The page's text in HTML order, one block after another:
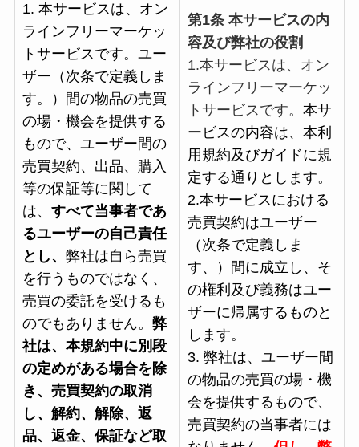
1. 本サービスは、オン
ラインフリーマーケッ
トサービスです。ユー
ザー（次条で定義しま
す。）間の物品の売買
の場・機会を提供する
もので、ユーザー間の
売買契約、出品、購入
等の保証等に関して
は、 すべて当事者であ
るユーザーの自己責任
とし、 弊社は自ら売買
を行うものではなく、
売買の委託を受けるも
のでもありません。 弊
社は、本規約中に別段
の定めがある場合を除
き、売買契約の取消
し、解約、解除、返
品、返金、保証など取
第1条 本サービスの内
容及び弊社の役割
1.本サービスは、オン
ラインフリーマーケッ
トサービスです。 本サ
ービスの内容は、本利
用規約及びガイドに規
定する通りとします。
2.本サービスにおける
売買契約はユーザー
（次条で定義しま
す、）間に成立し、そ
の権利及び義務はユー
ザーに帰属するものと
します。
3. 弊社は、ユーザー間
の物品の売買の場・機
会を提供するもので、
売買契約の当事者には